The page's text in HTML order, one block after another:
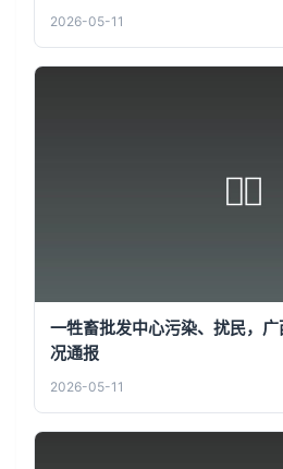
2026-05-11
一牲畜批发中心污染、扰民，
况通报
2026-05-11